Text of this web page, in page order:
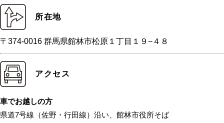
所在地
〒374-0016 群馬県館林市松原１丁目１９−４８
アクセス
車でお越しの方
県道7号線（佐野・行田線）沿い、館林市役所そば